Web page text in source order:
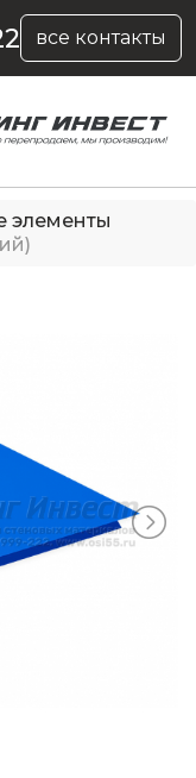
все контакты
элементы